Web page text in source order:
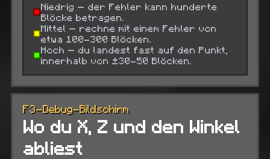
Niedrig — der Fehler kann hunderte
Blöcke betragen.
Mittel — rechne mit einem Fehler von
etwa 100-300 Blöcken.
Hoch — du landest fast auf den Punkt,
innerhalb von ±30-50 Blöcken.
F3-Debug-Bildschirm
Wo du X, Z und den Winkel
abliest